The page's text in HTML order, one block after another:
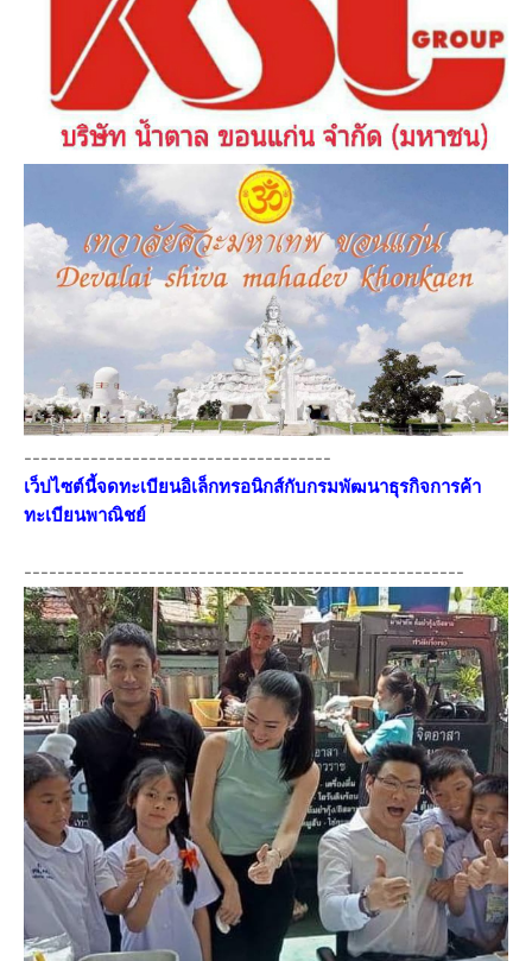
-------------------------------------
เว็ปไซต์นี้จดทะเบียนอิเล็กทรอนิกส์กับกรมพัฒนาธุรกิจการค้า
ทะเบียนพาณิชย์
-----------------------------------------------------